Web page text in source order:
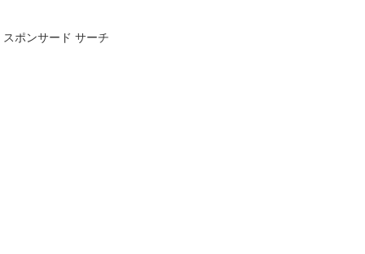
スポンサード サーチ